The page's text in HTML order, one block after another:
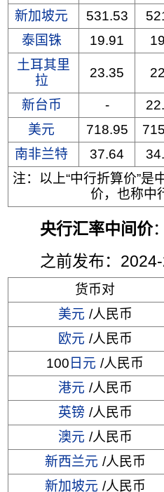
新加坡元
531.53
泰国铢
19.91
土耳其里
拉
23.35
新台币 -
美元
718.95
南非兰特
37.64
注：以上“中行折算价”是
价，也称中
央行汇率中间价：
之前发布：2024-
货币对
美元 /人民币
欧元 /人民币
100 日元 /人民币
港元 /人民币
英镑 /人民币
澳元 /人民币
新西兰元 /人民币
新加坡元 /人民币